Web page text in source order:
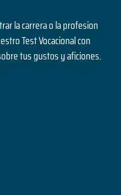
la carrera o la profesion
Test Vocacional con
tus gustos y aficiones.